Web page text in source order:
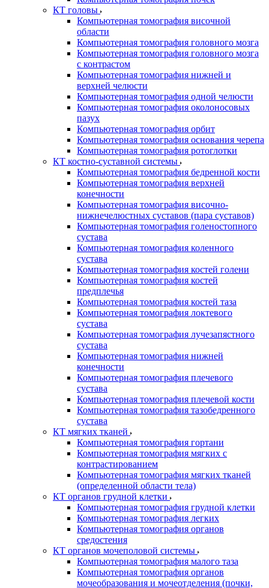
КТ головы
Компьютерная томография височной
области
Компьютерная томография головного мозга
Компьютерная томография головного мозга
с контрастом
Компьютерная томография нижней и
верхней челюсти
Компьютерная томография одной челюсти
Компьютерная томография околоносовых
пазух
Компьютерная томография орбит
Компьютерная томография основания черепа
Компьютерная томография ротоглотки
КТ костно-суставной системы
Компьютерная томография бедренной кости
Компьютерная томография верхней
конечности
Компьютерная томография височно-
нижнечелюстных суставов (пара суставов)
Компьютерная томография голеностопного
сустава
Компьютерная томография коленного
сустава
Компьютерная томография костей голени
Компьютерная томография костей
предплечья
Компьютерная томография костей таза
Компьютерная томография локтевого
сустава
Компьютерная томография лучезапястного
сустава
Компьютерная томография нижней
конечности
Компьютерная томография плечевого
сустава
Компьютерная томография плечевой кости
Компьютерная томография тазобедренного
сустава
КТ мягких тканей
Компьютерная томография гортани
Компьютерная томография мягких с
контрастированием
Компьютерная томография мягких тканей
(определенной области тела)
КТ органов грудной клетки
Компьютерная томография грудной клетки
Компьютерная томография легких
Компьютерная томография органов
средостения
КТ органов мочеполовой системы
Компьютерная томография малого таза
Компьютерная томография органов
мочеобразования и мочеотделения (почки,